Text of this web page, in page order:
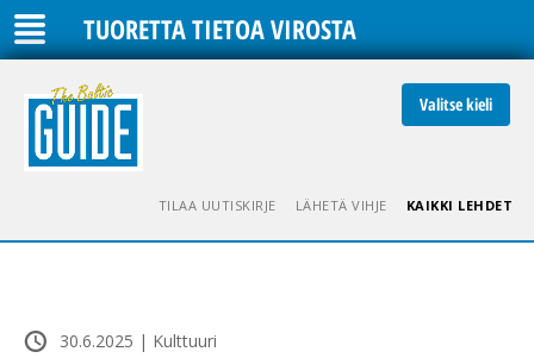
TUORETTA TIETOA VIROSTA
Valitse kieli
TILAA UUTISKIRJE LÄHETÄ VIHJE KAIKKI LEHDET
30.6.2025 | Kulttuuri